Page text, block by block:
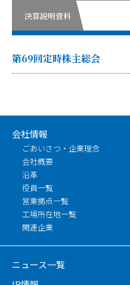
決算説明資料
第69回定時株主総会
会社情報
ごあいさつ・企業理念
会社概要
沿革
役員一覧
営業拠点一覧
工場所在地一覧
関連企業
ニュース一覧